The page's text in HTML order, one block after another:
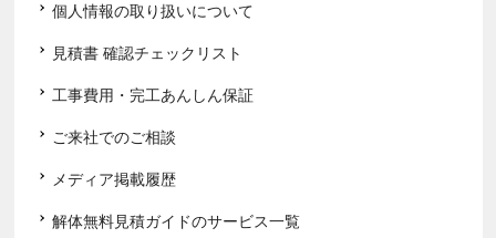
個人情報の取り扱いについて
見積書 確認チェックリスト
工事費用・完工あんしん保証
ご来社でのご相談
メディア掲載履歴
解体無料見積ガイドのサービス一覧